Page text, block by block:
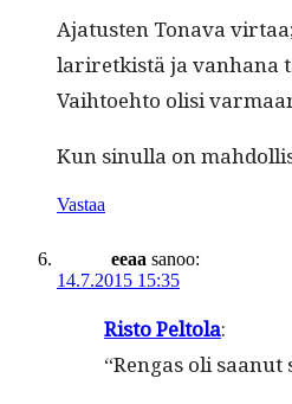
Aja­tusten Tona­va
lariretk­istä ja van­hana
Vai­h­toe­hto olisi
Kun sin­ul­la on
Vastaa
eeaa sanoo:
14.7.2015 15:35
Ris­to Pel­to­la:
“Ren­gas oli saanut